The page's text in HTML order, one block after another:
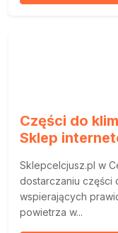
Części do
Sklep
Sklepcelcjusz.pl w
dostarczaniu części
wspierających
powietrza w...